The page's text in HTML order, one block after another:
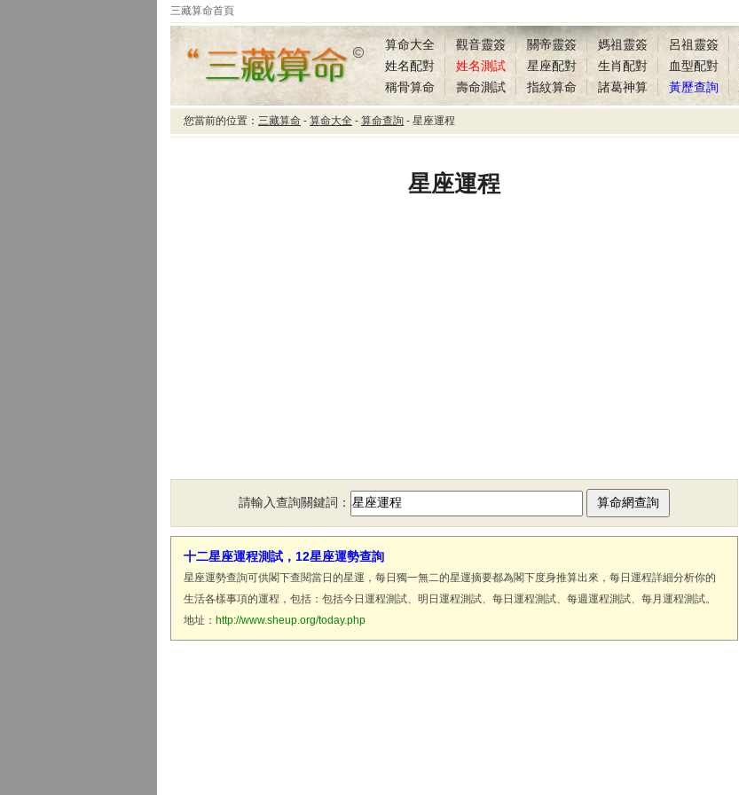
三藏算命首頁
三藏算命星座運程
算命大全 觀音靈簽 關帝靈簽 媽祖靈簽 呂祖靈簽
姓名配對
姓名測試 星座配對 生肖配對 血型配對
稱骨算命
壽命測試 指紋算命 諸葛神算 黃歷查詢
您當前的位置： 三藏算命 - 算命大全 - 算命查詢 - 星座運程
星座運程
請輸入查詢關鍵詞：
十二星座運程測試，12星座運勢查詢
星座運勢查詢可供閣下查閱當日的星運，每日獨一無二的星運摘要都為閣下度身推算出來，每日運程詳細分析你的
生活各樣事項的運程，包括：包括今日運程測試、明日運程測試、每日運程測試、每週運程測試、每月運程測試。
地址： http://www.sheup.org/today.php